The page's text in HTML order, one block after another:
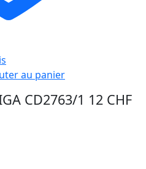
au panier
CD2763/1 12 CHF